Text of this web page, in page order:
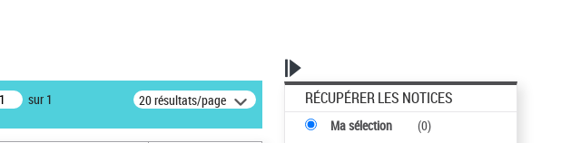
sur 1 20 résultats/page RÉCUPÉRER LES NOTICES
Ma sélection (0)